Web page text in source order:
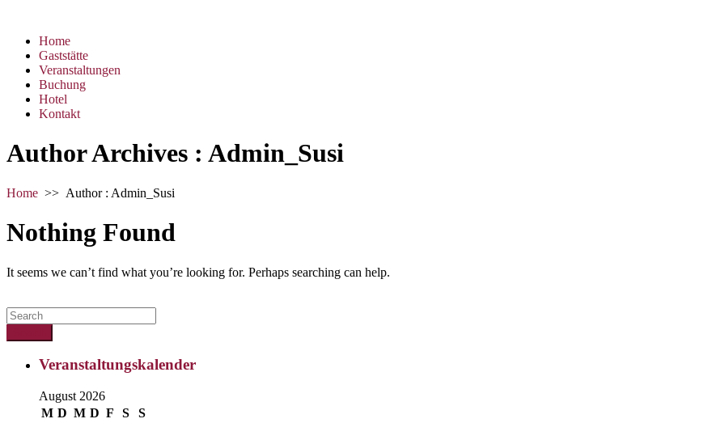
Home
Gaststätte
Veranstaltungen
Buchung
Hotel
Kontakt
Author Archives : Admin_Susi
Home >> Author : Admin_Susi
Nothing Found
It seems we can’t find what you’re looking for. Perhaps searching can help.
Veranstaltungskalender
August 2026
M D M D F S
S